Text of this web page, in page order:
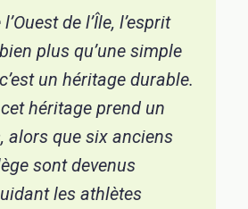
de l’Île, l’esprit
plus qu’une simple
un héritage durable.
héritage prend un
alors que six anciens
sont devenus
les athlètes